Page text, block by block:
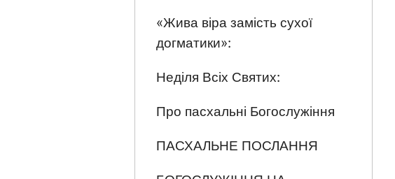
«Жива віра замість сухої
догматики»:
Неділя Всіх Святих:
Про пасхальні Богослужіння
ПАСХАЛЬНЕ ПОСЛАННЯ